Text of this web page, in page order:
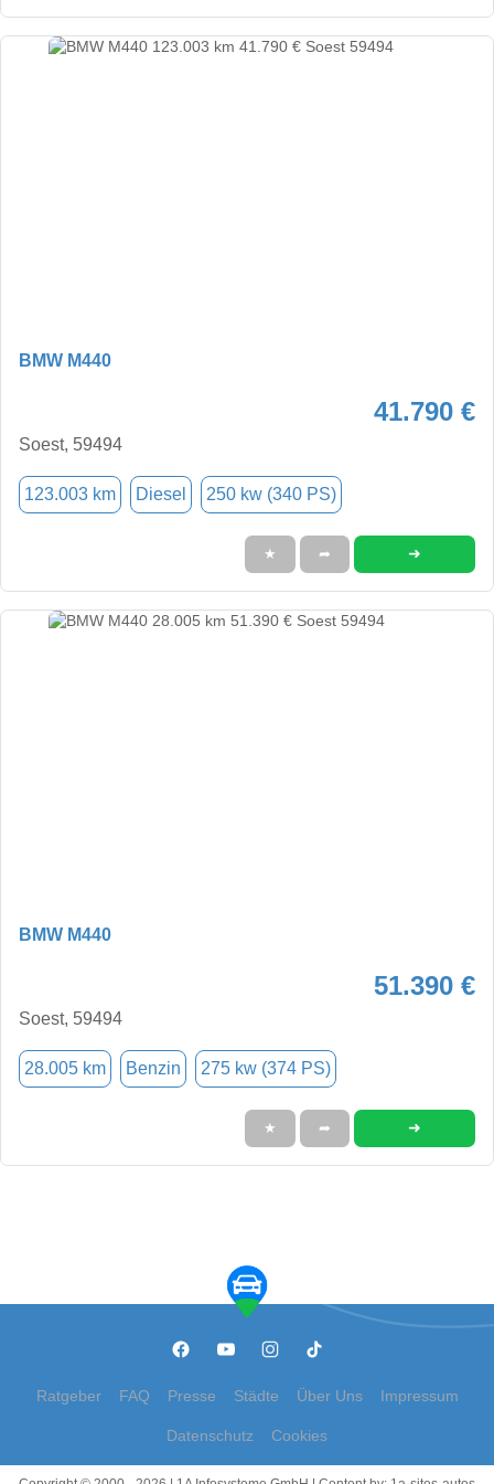
BMW M440
41.790 €
Soest, 59494
123.003 km Diesel 250 kw (340 PS)
★ ➦ ➜
BMW M440
51.390 €
Soest, 59494
28.005 km Benzin 275 kw (374 PS)
★ ➦ ➜
Ratgeber FAQ Presse Städte Über Uns Impressum
Datenschutz Cookies